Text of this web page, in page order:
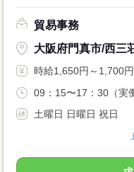
貿易事務
大阪府門真市/西三
時給1,650円～1,700円
09：15〜17：30（実
土曜日 日曜日 祝日